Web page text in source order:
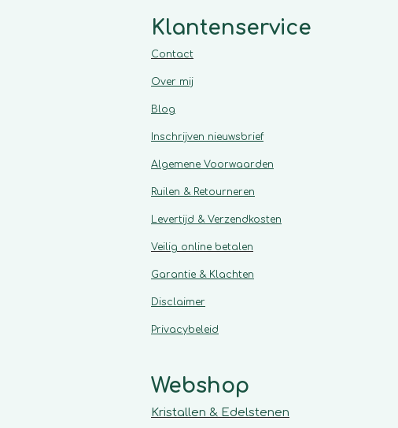
Klantenservice
Contact
Over mij
Blog
Inschrijven nieuwsbrief
Algemene Voorwaarden
Ruilen & Retourneren
Levertijd & Verzendkosten
Veilig online betalen
Garantie & Klachten
Disclaimer
Privacybeleid
Webshop
Kristallen & Edelstenen